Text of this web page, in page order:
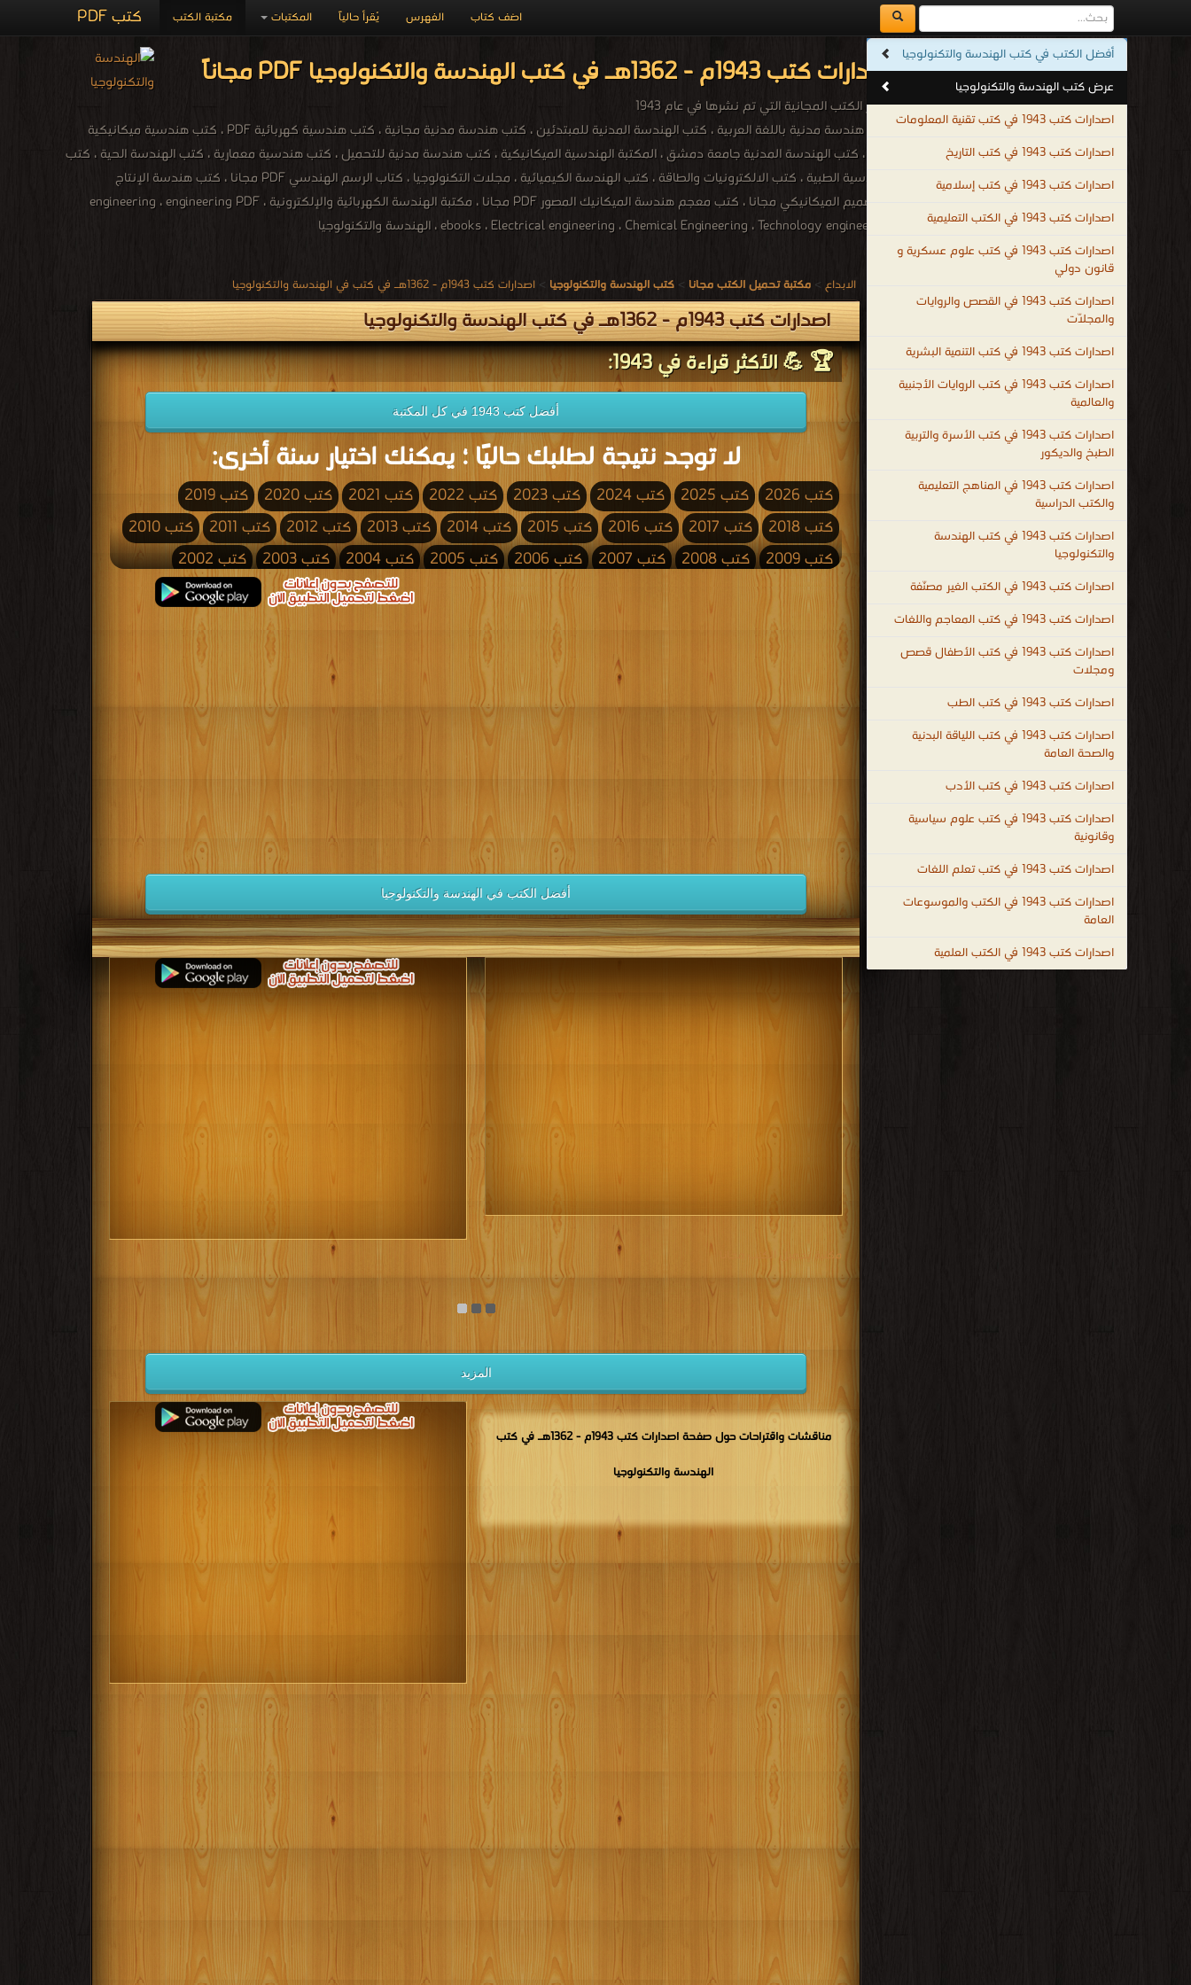
كتب PDF مكتبة الكتب المكتبات يُقرأ حالياً الفهرس اضف كتاب
اصدارات كتب 1943م - 1362هـ في كتب الهندسة والتكنولوجيا PDF مجاناً
أشهر الكتب المجانية التي تم نشرها في عام 1943
كتب هندسة مدنية باللغة العربية ، كتب الهندسة المدنية للمبتدئين ، كتب هندسة مدنية مجانية ، كتب هندسية كهربائية PDF ، كتب هندسية ميكانيكية
PDF ، كتب الهندسة المدنية جامعة دمشق ، المكتبة الهندسية الميكانيكية ، كتب هندسة مدنية للتحميل ، كتب هندسية معمارية ، كتب الهندسة الحية ، كتب
الهندسية الطبية ، كتب الالكترونيات والطاقة ، كتب الهندسة الكيميائية ، مجلات التكنولوجيا ، كتاب الرسم الهندسي PDF مجانا ، كتب هندسة الإنتاج
والتصميم الميكانيكي مجانا ، كتب معجم هندسة الميكانيك المصور PDF مجانا ، مكتبة الهندسة الكهربائية والإلكترونية ، engineering ، engineering PDF
ebooks ، Electrical engineering ، Chemical Engineering ، Technology engineering ، الهندسة والتكنولوجيا
أفضل الكتب في كتب الهندسة والتكنولوجيا
عرض كتب الهندسة والتكنولوجيا
اصدارات كتب 1943 في كتب تقنية المعلومات
اصدارات كتب 1943 في كتب التاريخ
اصدارات كتب 1943 في كتب إسلامية
اصدارات كتب 1943 في الكتب التعليمية
اصدارات كتب 1943 في كتب علوم عسكرية و
قانون دولي
اصدارات كتب 1943 في القصص والروايات
والمجلّات
اصدارات كتب 1943 في كتب التنمية البشرية
اصدارات كتب 1943 في كتب الروايات الأجنبية
والعالمية
اصدارات كتب 1943 في كتب الأسرة والتربية
الطبخ والديكور
اصدارات كتب 1943 في المناهج التعليمية
والكتب الدراسية
اصدارات كتب 1943 في كتب الهندسة
والتكنولوجيا
اصدارات كتب 1943 في الكتب الغير مصنّفة
اصدارات كتب 1943 في كتب المعاجم واللغات
اصدارات كتب 1943 في كتب الأطفال قصص
ومجلات
اصدارات كتب 1943 في كتب الطب
اصدارات كتب 1943 في كتب اللياقة البدنية
والصحة العامة
اصدارات كتب 1943 في كتب الأدب
اصدارات كتب 1943 في كتب علوم سياسية
وقانونية
اصدارات كتب 1943 في كتب تعلم اللغات
اصدارات كتب 1943 في الكتب والموسوعات
العامة
اصدارات كتب 1943 في الكتب العلمية
الابداع > مكتبة تحميل الكتب مجانا > كتب الهندسة والتكنولوجيا > اصدارات كتب 1943م - 1362هـ في كتب في الهندسة والتكنولوجيا
اصدارات كتب 1943م - 1362هـ في كتب الهندسة والتكنولوجيا
🏆 💪 الأكثر قراءة في 1943:
أفضل كتب 1943 في كل المكتبة
لا توجد نتيجة لطلبك حاليًا ؛ يمكنك اختيار سنة أخرى:
كتب 2026 كتب 2025 كتب 2024 كتب 2023 كتب 2022 كتب 2021 كتب 2020
كتب 2019
كتب 2018
كتب 2017 كتب 2016 كتب 2015 كتب 2014 كتب 2013 كتب 2012 كتب 2011
كتب 2010
كتب 2009
كتب 2008 كتب 2007 كتب 2006 كتب 2005 كتب 2004 كتب 2003
كتب 2002
كتب 2001
كتب 1998 كتب 1997 كتب 1996 كتب 1995 كتب 1994
كتب 1993
كتب 1989 كتب 1988 كتب 1985
كتب 1984
كتب 1979 كتب 1977 كتب 1976
كتب 1975
كتب 1974
كتب 1971 كتب 1970 كتب 1969 كتب 1968 كتب 1967
كتب 1966
كتب 1965
كتب 1962 كتب 1961 كتب 1960 كتب 1959 كتب 1958
كتب 1957
كتب 1952 كتب 1949
كتب 1948
كتب 1938
كتب 1935 كتب 1934 كتب 1931
كتب 1930
كتب 1929
كتب 1926 كتب 1925 كتب 1924 كتب 1923 كتب 1922
كتب 1921
كتب 1920
كتب 1919 كتب 1918 كتب 1917 كتب 1916 كتب 1915 كتب 1914 كتب 1913
كتب 1912
كتب 1911
كتب 1910 كتب 1909 كتب 1908 كتب 1907 كتب 1906 كتب 1905 كتب 1904
كتب 1903
كتب 1902
كتب 1901 كتب 1900
أفضل الكتب في الهندسة والتكنولوجيا
مكتبة تحميل الكتب مجانا
المزيد
مناقشات واقتراحات حول صفحة اصدارات كتب 1943م - 1362هـ في كتب
الهندسة والتكنولوجيا